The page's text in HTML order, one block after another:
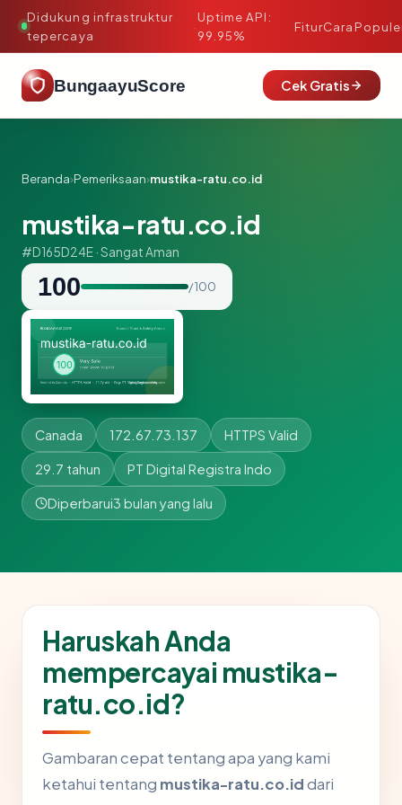
Didukung infrastruktur
tepercaya
·
Uptime API:
99.95%
FiturCara
BungaayuScore Cek Gratis
Beranda›Pemeriksaan›mustika-ratu.co.id
mustika-ratu.co.id
#D165D24E · Sangat Aman
100 / 100
Canada 172.67.73.137 HTTPS Valid
29.7 tahun PT Digital Registra Indo
Diperbarui3 bulan yang lalu
Haruskah Anda
mempercayai mustika-
ratu.co.id?
Gambaran cepat tentang apa yang kami
ketahui tentang mustika-ratu.co.iddari